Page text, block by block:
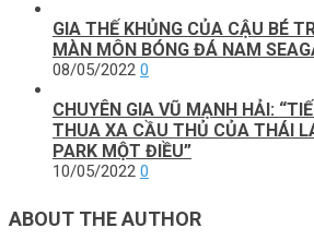
GIA THẾ KHỦNG CỦA CẬU BÉ
MÀN MÔN BÓNG ĐÁ NAM
08/05/2022 0
CHUYÊN GIA VŨ MẠNH HẢI:
THUA XA CẦU THỦ CỦA THÁI
PARK MỘT ĐIỀU”
10/05/2022 0
ABOUT THE AUTHOR